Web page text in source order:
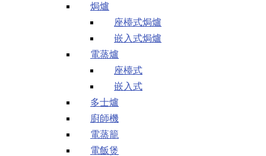
焗爐
座檯式焗爐
嵌入式焗爐
電蒸爐
座檯式
嵌入式
多士爐
廚師機
電蒸籠
電飯煲